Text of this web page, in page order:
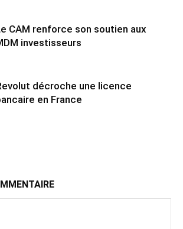
CAM renforce son soutien aux
investisseurs
décroche une licence
en France